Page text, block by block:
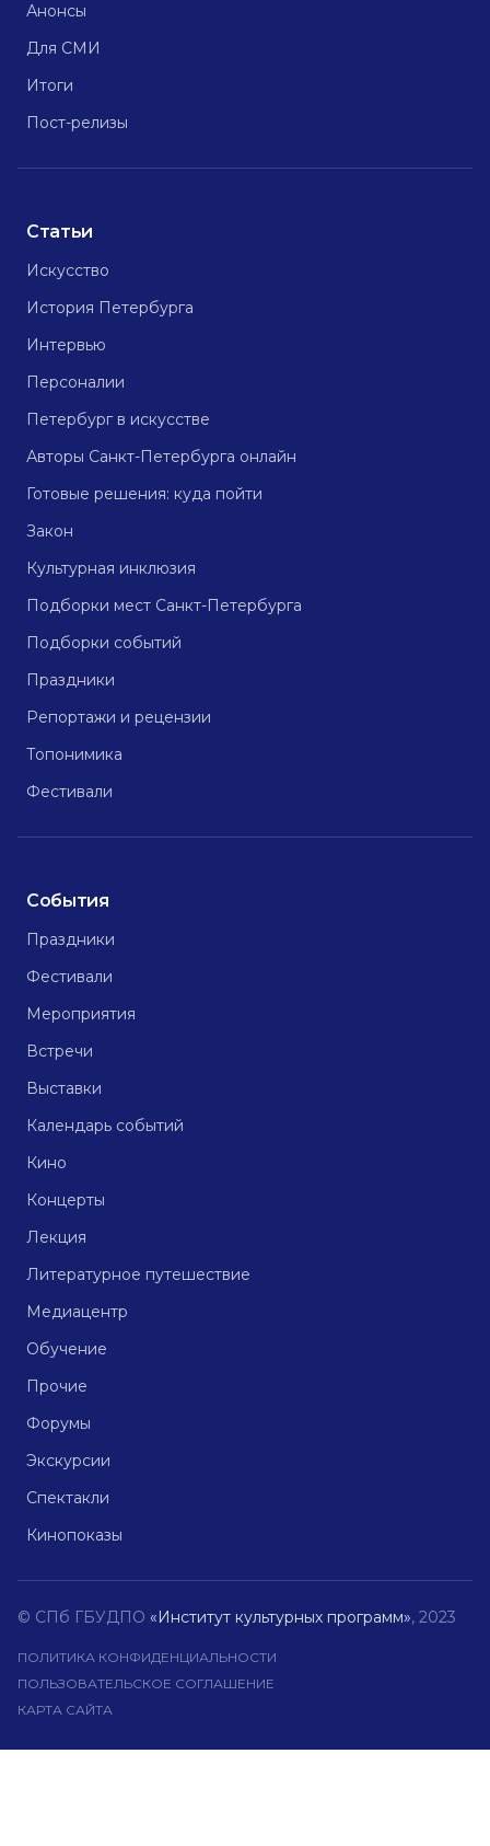
Анонсы
Для СМИ
Итоги
Пост-релизы
Статьи
Искусство
История Петербурга
Интервью
Персоналии
Петербург в искусстве
Авторы Санкт-Петербурга онлайн
Готовые решения: куда пойти
Закон
Культурная инклюзия
Подборки мест Санкт-Петербурга
Подборки событий
Праздники
Репортажи и рецензии
Топонимика
Фестивали
События
Праздники
Фестивали
Мероприятия
Встречи
Выставки
Календарь событий
Кино
Концерты
Лекция
Литературное путешествие
Медиацентр
Обучение
Прочие
Форумы
Экскурсии
Спектакли
Кинопоказы
© СПб ГБУДПО «Институт культурных программ», 2023
ПОЛИТИКА КОНФИДЕНЦИАЛЬНОСТИ
ПОЛЬЗОВАТЕЛЬСКОЕ СОГЛАШЕНИЕ
КАРТА САЙТА